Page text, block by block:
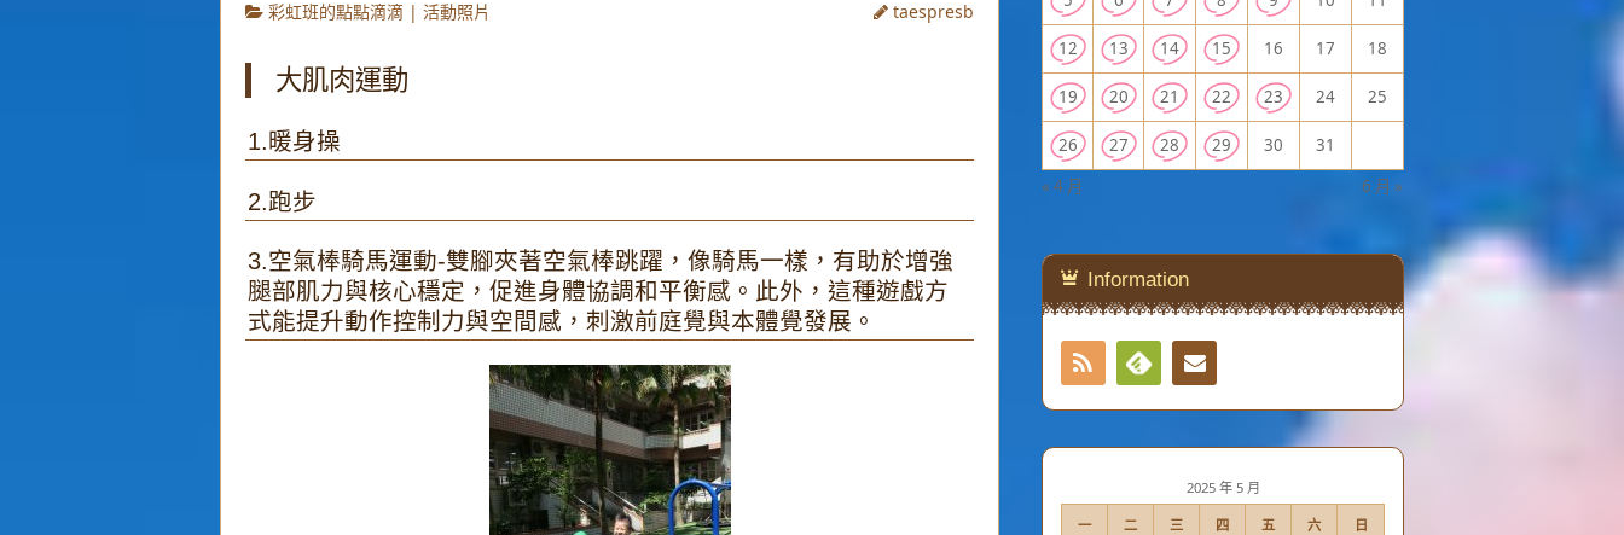
彩虹班的點點滴滴 |活動照片 taespresb
大肌肉運動
1.暖身操
2.跑步
3.空氣棒騎馬運動-雙腳夾著空氣棒跳躍，像騎馬一樣，有助於增強
腿部肌力與核心穩定，促進身體協調和平衡感。此外，這種遊戲方
式能提升動作控制力與空間感，刺激前庭覺與本體覺發展。
« 4 月 6 月 »
12 13 14 15 16 17 18
19 20 21 22 23 24 25
26 27 28 29 30 31
Information
RSS
Feedly
2025 年 5 月
一 二 三 四 五 六 日